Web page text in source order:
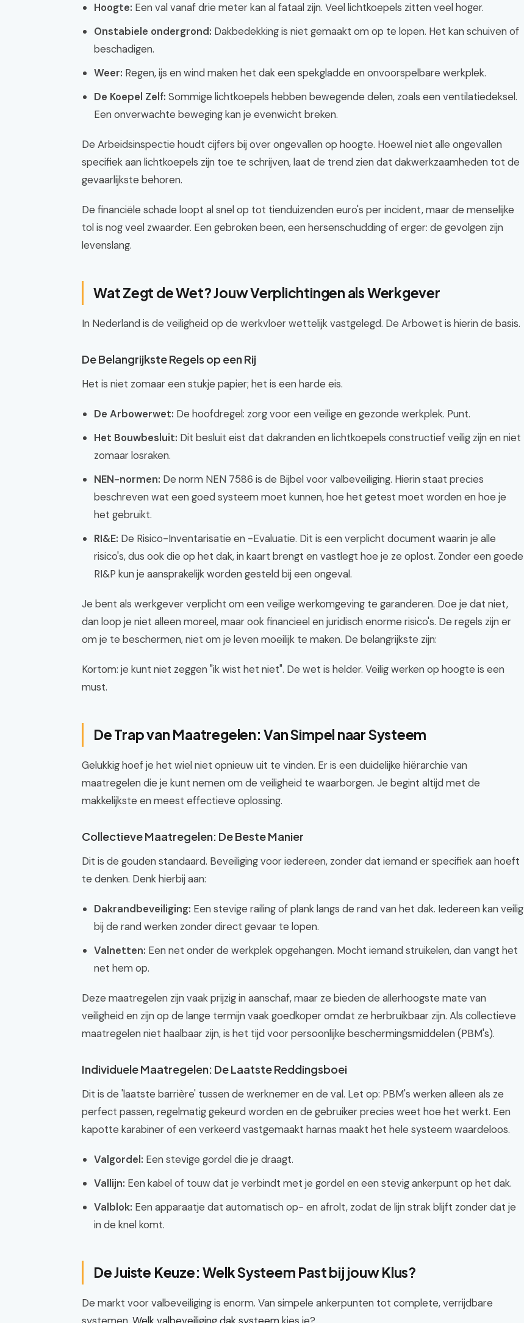
Hoogte: Een val vanaf drie meter kan al fataal zijn. Veel lichtkoepels zitten veel hoger.
Onstabiele ondergrond: Dakbedekking is niet gemaakt om op te lopen. Het kan schuiven of
beschadigen.
Weer: Regen, ijs en wind maken het dak een spekgladde en onvoorspelbare werkplek.
De Koepel Zelf: Sommige lichtkoepels hebben bewegende delen, zoals een ventilatiedeksel.
Een onverwachte beweging kan je evenwicht breken.
De Arbeidsinspectie houdt cijfers bij over ongevallen op hoogte. Hoewel niet alle ongevallen
specifiek aan lichtkoepels zijn toe te schrijven, laat de trend zien dat dakwerkzaamheden tot de
gevaarlijkste behoren.
De financiële schade loopt al snel op tot tienduizenden euro's per incident, maar de menselijke
tol is nog veel zwaarder. Een gebroken been, een hersenschudding of erger: de gevolgen zijn
levenslang.
Wat Zegt de Wet? Jouw Verplichtingen als Werkgever
In Nederland is de veiligheid op de werkvloer wettelijk vastgelegd. De Arbowet is hierin de basis.
De Belangrijkste Regels op een Rij
Het is niet zomaar een stukje papier; het is een harde eis.
De Arbowerwet: De hoofdregel: zorg voor een veilige en gezonde werkplek. Punt.
Het Bouwbesluit: Dit besluit eist dat dakranden en lichtkoepels constructief veilig zijn en niet
zomaar losraken.
NEN-normen: De norm NEN 7586 is de Bijbel voor valbeveiliging. Hierin staat precies
beschreven wat een goed systeem moet kunnen, hoe het getest moet worden en hoe je
het gebruikt.
RI&E: De Risico-Inventarisatie en -Evaluatie. Dit is een verplicht document waarin je alle
risico's, dus ook die op het dak, in kaart brengt en vastlegt hoe je ze oplost. Zonder een goede
RI&P kun je aansprakelijk worden gesteld bij een ongeval.
Je bent als werkgever verplicht om een veilige werkomgeving te garanderen. Doe je dat niet,
dan loop je niet alleen moreel, maar ook financieel en juridisch enorme risico's. De regels zijn er
om je te beschermen, niet om je leven moeilijk te maken. De belangrijkste zijn:
Kortom: je kunt niet zeggen "ik wist het niet". De wet is helder. Veilig werken op hoogte is een
must.
De Trap van Maatregelen: Van Simpel naar Systeem
Gelukkig hoef je het wiel niet opnieuw uit te vinden. Er is een duidelijke hiërarchie van
maatregelen die je kunt nemen om de veiligheid te waarborgen. Je begint altijd met de
makkelijkste en meest effectieve oplossing.
Collectieve Maatregelen: De Beste Manier
Dit is de gouden standaard. Beveiliging voor iedereen, zonder dat iemand er specifiek aan hoeft
te denken. Denk hierbij aan:
Dakrandbeveiliging: Een stevige railing of plank langs de rand van het dak. Iedereen kan veilig
bij de rand werken zonder direct gevaar te lopen.
Valnetten: Een net onder de werkplek opgehangen. Mocht iemand struikelen, dan vangt het
net hem op.
Deze maatregelen zijn vaak prijzig in aanschaf, maar ze bieden de allerhoogste mate van
veiligheid en zijn op de lange termijn vaak goedkoper omdat ze herbruikbaar zijn. Als collectieve
maatregelen niet haalbaar zijn, is het tijd voor persoonlijke beschermingsmiddelen (PBM's).
Individuele Maatregelen: De Laatste Reddingsboei
Dit is de 'laatste barrière' tussen de werknemer en de val. Let op: PBM's werken alleen als ze
perfect passen, regelmatig gekeurd worden en de gebruiker precies weet hoe het werkt. Een
kapotte karabiner of een verkeerd vastgemaakt harnas maakt het hele systeem waardeloos.
Valgordel: Een stevige gordel die je draagt.
Vallijn: Een kabel of touw dat je verbindt met je gordel en een stevig ankerpunt op het dak.
Valblok: Een apparaatje dat automatisch op- en afrolt, zodat de lijn strak blijft zonder dat je
in de knel komt.
De Juiste Keuze: Welk Systeem Past bij jouw Klus?
De markt voor valbeveiliging is enorm. Van simpele ankerpunten tot complete, verrijdbare